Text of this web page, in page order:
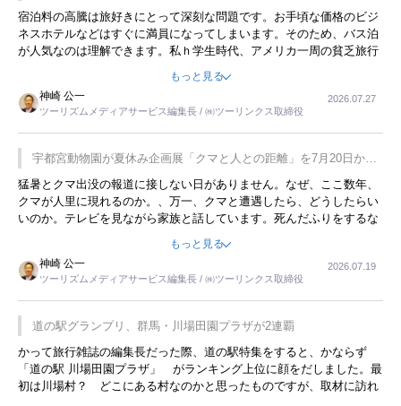
宿泊料の高騰は旅好きにとって深刻な問題です。お手頃な価格のビジ
ネスホテルなどはすぐに満員になってしまいます。そのため、バス泊
が人気なのは理解できます。私ｈ学生時代、アメリカ一周の貧乏旅行
用してホテル代を浮かせていました。ただし、若いからできたことで
す。若い人が夜行バスで京都に行った、青森に行ったと聞くと、疲れ
が残らないのかなと思ってしまいます。
もっと見る
神崎 公一
ツーリズムメディアサービス編集長 / ㈱ツーリンクス取締役
2026.07.27
宇都宮動物園が夏休み企画展「クマと人との距離」を7月20日から
開催
猛暑とクマ出没の報道に接しない日がありません。なぜ、ここ数年、
クマが人里に現れるのか。、万一、クマと遭遇したら、どうしたらい
いのか。テレビを見ながら家族と話しています。死んだふりをするな
もっと見る
神崎 公一
ツーリズムメディアサービス編集長 / ㈱ツーリンクス取締役
2026.07.19
道の駅グランプリ、群馬・川場田園プラザが2連覇
かって旅行雑誌の編集長だった際、道の駅特集をすると、かならず
「道の駅 川場田園プラザ」 がランキング上位に顔をだしました。最
初は川場村？ どこにある村なのかと思ったものですが、取材に訪れ